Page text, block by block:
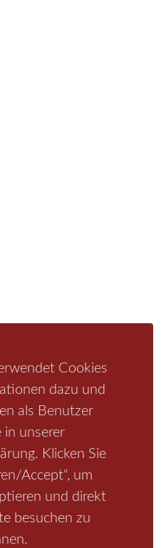
Cookies
dazu und
als Benutzer
in unserer
Klicken Sie
Accept“, um
und direkt
besuchen zu
/ Unterkunft / Aktivitäten
Impressum